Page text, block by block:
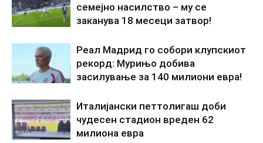
семејно насилство – му се
заканува 18 месеци затвор!
Реал Мадрид го собори клупскиот
рекорд: Мурињо добива
засилување за 140 милиони евра!
Италијански петтолигаш доби
чудесен стадион вреден 62
милиона евра